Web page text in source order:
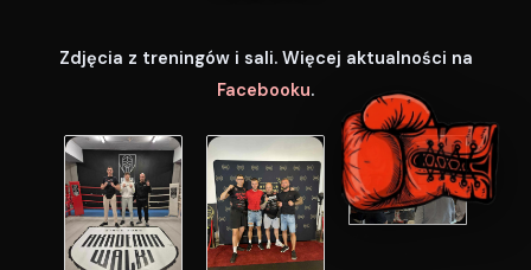
Zdjęcia z treningów i sali. Więcej aktualności na
Facebooku.